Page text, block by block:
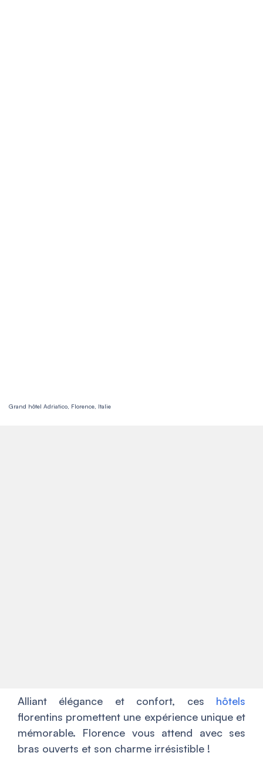
Grand hôtel Adriatico, Florence, Italie
Alliant élégance et confort, ces hôtels
florentins promettent une expérience unique et
mémorable. Florence vous attend avec ses
bras ouverts et son charme irrésistible !